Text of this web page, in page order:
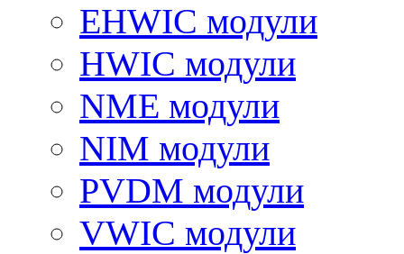
EHWIC модули
HWIC модули
NME модули
NIM модули
PVDM модули
VWIC модули